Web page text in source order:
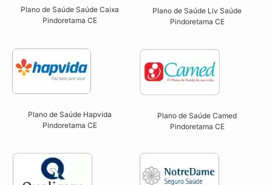
Plano de Saúde Saúde Caixa
Pindoretama CE​
Plano de Saúde Liv Saúde
Pindoretama CE
Plano de Saúde Hapvida
Pindoretama CE​
Plano de Saúde Camed
Pindoretama CE